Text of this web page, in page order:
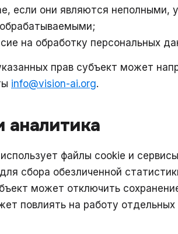
если они являются неполными,
на обработку персональных
прав субъект может
info@vision-ai.org.
аналитика
файлы cookie и
сбора обезличенной
может отключить
повлиять на работу отдельных